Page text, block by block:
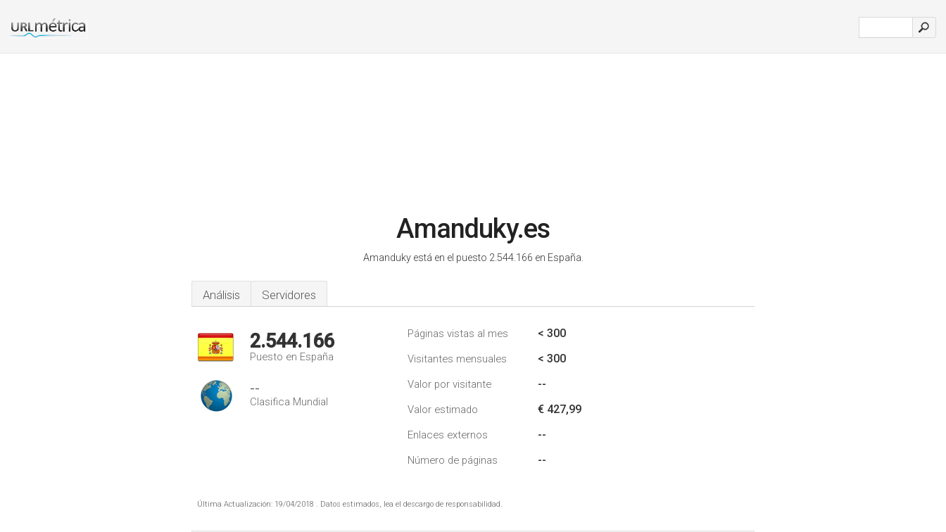
Amanduky.es
Amanduky está en el puesto 2.544.166 en España.
Análisis Servidores
2.544.166
Puesto en España
--
Clasifica Mundial
Páginas vistas al mes < 300
Visitantes mensuales < 300
Valor por visitante --
Valor estimado € 427,99
Enlaces externos --
Número de páginas --
Última Actualización: 19/04/2018 . Datos estimados, lea el descargo de responsabilidad.